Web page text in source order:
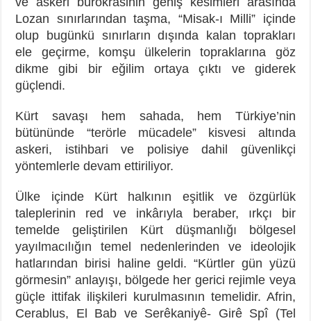
Lozan sınırlarından taşma, “Misak-ı Milli” içinde
olup bugünkü sınırların dışında kalan toprakları
ele geçirme, komşu ülkelerin topraklarına göz
dikme gibi bir eğilim ortaya çıktı ve giderek
güçlendi.
Kürt savaşı hem sahada, hem Türkiye’nin
bütününde “terörle mücadele” kisvesi altında
askeri, istihbari ve polisiye dahil güvenlikçi
yöntemlerle devam ettiriliyor.
Ülke içinde Kürt halkının eşitlik ve özgürlük
taleplerinin red ve inkârıyla beraber, ırkçı bir
temelde geliştirilen Kürt düşmanlığı bölgesel
yayılmacılığın temel nedenlerinden ve ideolojik
hatlarından birisi haline geldi. “Kürtler gün yüzü
görmesin” anlayışı, bölgede her gerici rejimle veya
güçle ittifak ilişkileri kurulmasının temelidir. Afrin,
Cerablus, El Bab ve Serêkaniyê- Girê Spî (Tel